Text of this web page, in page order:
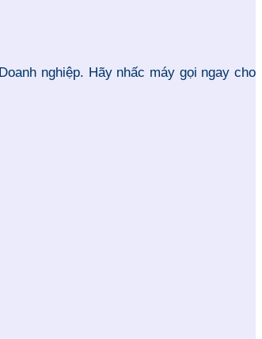
nghiệp. Hãy nhấc máy gọi ngay cho